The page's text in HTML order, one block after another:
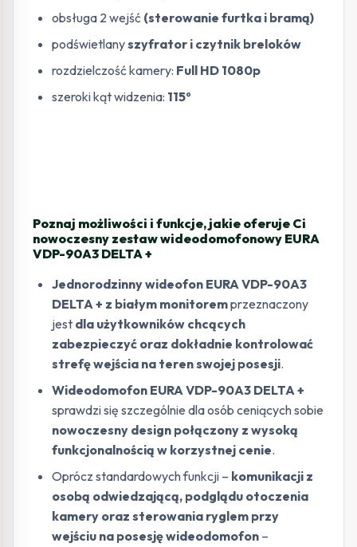
obsługa 2 wejść (sterowanie furtka i bramą)
podświetlanyszyfrator i czytnik breloków
rozdzielczość kamery: Full HD 1080p
szeroki kąt widzenia: 115º
Poznaj możliwości i funkcje, jakie oferuje Ci
nowoczesny zestaw wideodomofonowy EURA
VDP-90A3 DELTA +
Jednorodzinny wideofon EURA VDP-90A3
DELTA + z białym monitoremprzeznaczony
jest dla użytkowników chcących
zabezpieczyć oraz dokładnie kontrolować
strefę wejścia na teren swojej posesji.
Wideodomofon EURA VDP-90A3 DELTA +
sprawdzi się szczególnie dla osób ceniących sobie
nowoczesny design połączony z wysoką
funkcjonalnością w korzystnej cenie.
Oprócz standardowych funkcji – komunikacji z
osobą odwiedzającą, podglądu otoczenia
kamery oraz sterowania ryglem przy
wejściu na posesję wideodomofon –